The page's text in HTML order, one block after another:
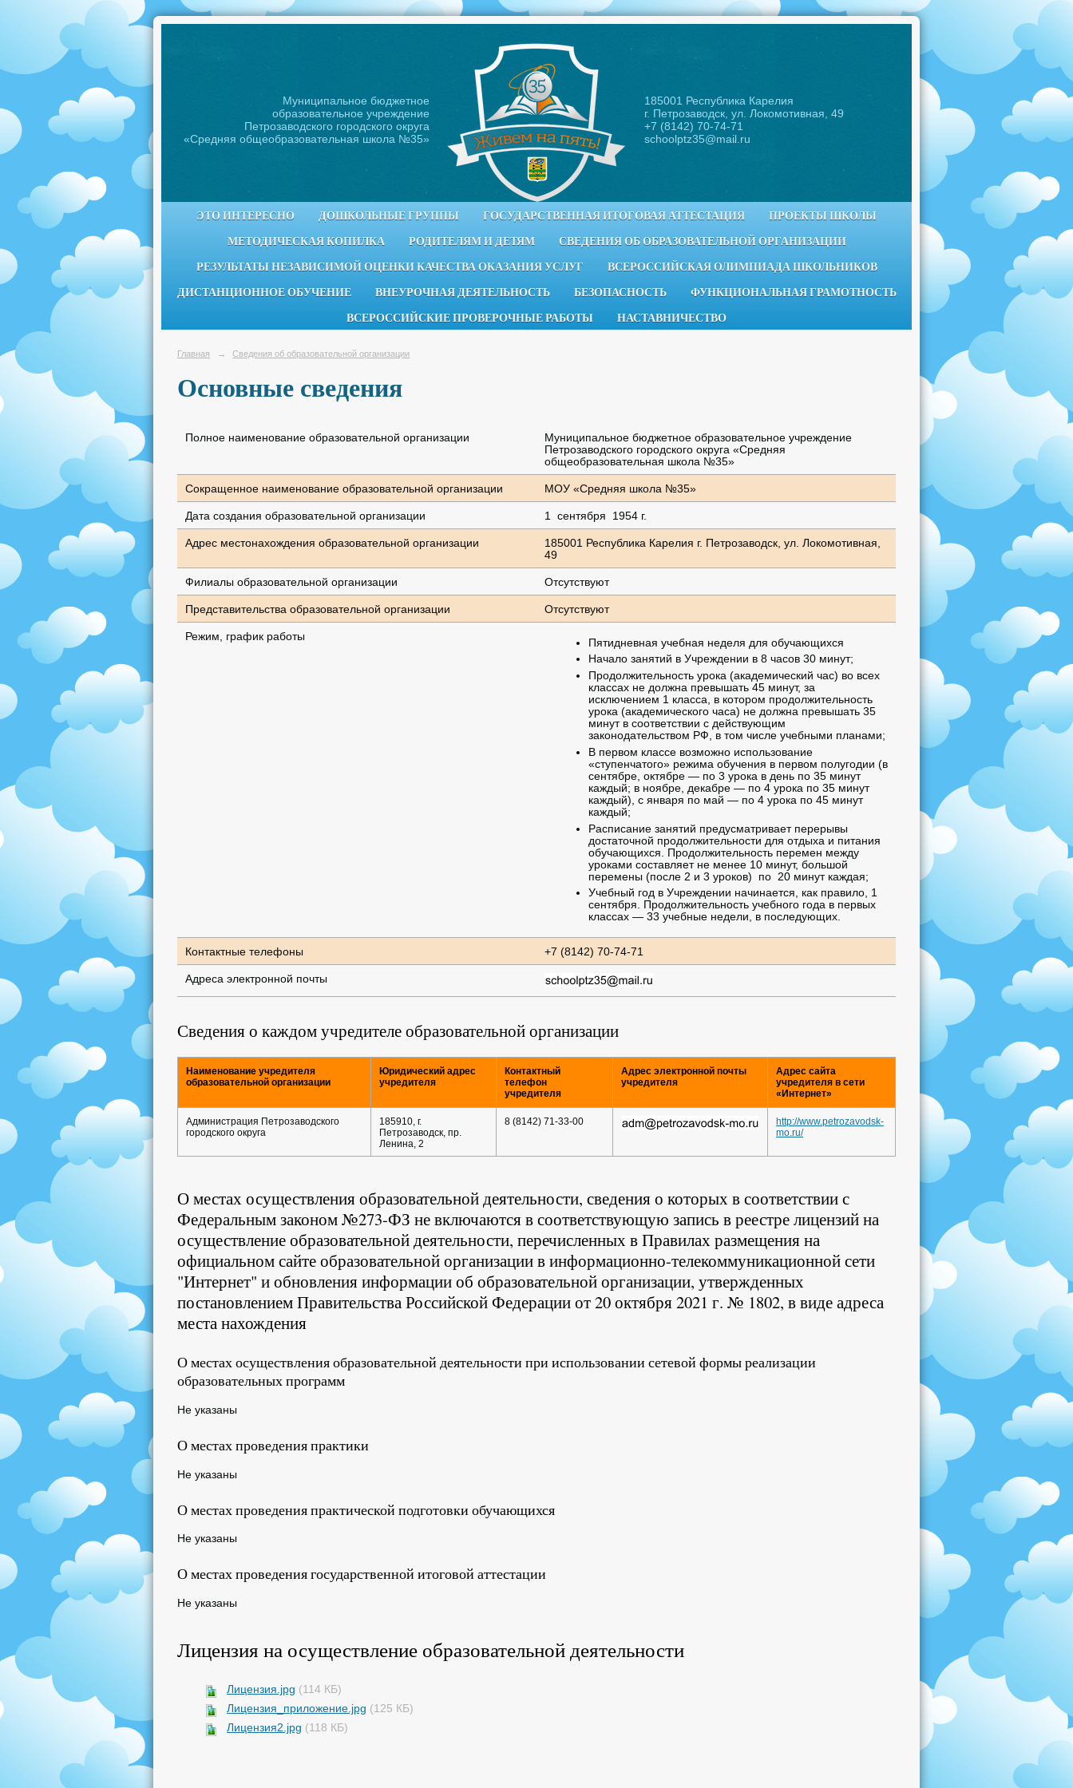
Муниципальное бюджетное
образовательное учреждение
Петрозаводского городского округа
«Средняя общеобразовательная школа №35»
185001 Республика Карелия
г. Петрозаводск, ул. Локомотивная, 49
+7 (8142) 70-74-71
schoolptz35@mail.ru
ЭТО ИНТЕРЕСНО ДОШКОЛЬНЫЕ ГРУППЫ ГОСУДАРСТВЕННАЯ ИТОГОВАЯ АТТЕСТАЦИЯ
ПРОЕКТЫ ШКОЛЫ
МЕТОДИЧЕСКАЯ КОПИЛКА
РОДИТЕЛЯМ И ДЕТЯМ
СВЕДЕНИЯ ОБ ОБРАЗОВАТЕЛЬНОЙ ОРГАНИЗАЦИИ
РЕЗУЛЬТАТЫ НЕЗАВИСИМОЙ ОЦЕНКИ КАЧЕСТВА ОКАЗАНИЯ УСЛУГ
ВСЕРОССИЙСКАЯ ОЛИМПИАДА ШКОЛЬНИКОВ
ДИСТАНЦИОННОЕ ОБУЧЕНИЕ
ВНЕУРОЧНАЯ ДЕЯТЕЛЬНОСТЬ БЕЗОПАСНОСТЬ
ФУНКЦИОНАЛЬНАЯ ГРАМОТНОСТЬ
ВСЕРОССИЙСКИЕ ПРОВЕРОЧНЫЕ РАБОТЫ
НАСТАВНИЧЕСТВО
Главная → Сведения об образовательной организации
Основные сведения
Полное наименование образовательной организации
Муниципальное бюджетное образовательное учреждение
Петрозаводского городского округа «Средняя
общеобразовательная школа №35»
Сокращенное наименование образовательной организации МОУ «Средняя школа №35»
Дата создания образовательной организации 1 сентября 1954 г.
Адрес местонахождения образовательной организации
185001 Республика Карелия г. Петрозаводск, ул. Локомотивная,
49
Филиалы образовательной организации Отсутствуют
Представительства образовательной организации Отсутствуют
Режим, график работы
Пятидневная учебная неделя для обучающихся
Начало занятий в Учреждении в 8 часов 30 минут;
Продолжительность урока (академический час) во всех
классах не должна превышать 45 минут, за
исключением 1 класса, в котором продолжительность
урока (академического часа) не должна превышать 35
минут в соответствии с действующим
законодательством РФ, в том числе учебными планами;
В первом классе возможно использование
«ступенчатого» режима обучения в первом полугодии (в
сентябре, октябре — по 3 урока в день по 35 минут
каждый; в ноябре, декабре — по 4 урока по 35 минут
каждый), с января по май — по 4 урока по 45 минут
каждый;
Расписание занятий предусматривает перерывы
достаточной продолжительности для отдыха и питания
обучающихся. Продолжительность перемен между
уроками составляет не менее 10 минут, большой
перемены (после 2 и 3 уроков) по 20 минут каждая;
Учебный год в Учреждении начинается, как правило, 1
сентября. Продолжительность учебного года в первых
классах — 33 учебные недели, в последующих.
Контактные телефоны +7 (8142) 70-74-71
Адреса электронной почты
Сведения о каждом учредителе образовательной организации
Наименование учредителя
образовательной организации
Юридический адрес
учредителя
Контактный
телефон
учредителя
Адрес электронной почты
учредителя
Адрес сайта
учредителя в сети
«Интернет»
Администрация Петрозаводского
городского округа
185910, г.
Петрозаводск, пр.
Ленина, 2
8 (8142) 71-33-00
http://www.petrozavodsk-
mo.ru/
О местах осуществления образовательной деятельности, сведения о которых в соответствии с
Федеральным законом №273-ФЗ не включаются в соответствующую запись в реестре лицензий на
осуществление образовательной деятельности, перечисленных в Правилах размещения на
официальном сайте образовательной организации в информационно-телекоммуникационной сети
"Интернет" и обновления информации об образовательной организации, утвержденных
постановлением Правительства Российской Федерации от 20 октября 2021 г. № 1802, в виде адреса
места нахождения
О местах осуществления образовательной деятельности при использовании сетевой формы реализации
образовательных программ
Не указаны
О местах проведения практики
Не указаны
О местах проведения практической подготовки обучающихся
Не указаны
О местах проведения государственной итоговой аттестации
Не указаны
Лицензия на осуществление образовательной деятельности
Лицензия.jpg (114 КБ)
Лицензия_приложение.jpg (125 КБ)
Лицензия2.jpg (118 КБ)